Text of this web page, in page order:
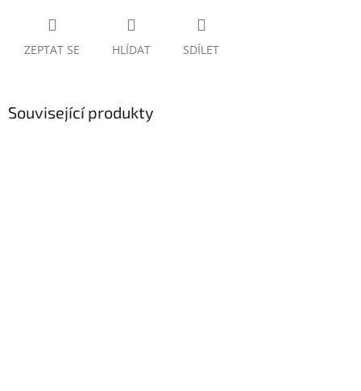
ZEPTAT SE HLÍDAT SDÍLET
Související produkty